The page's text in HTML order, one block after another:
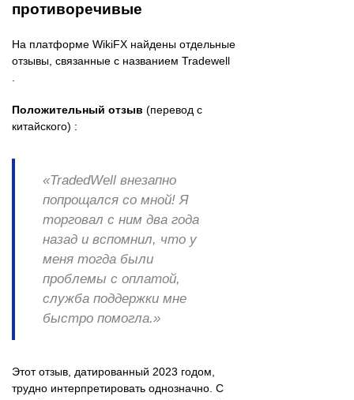
противоречивые
На платформе WikiFX найдены отдельные
отзывы, связанные с названием Tradewell
.
Положительный отзыв (перевод с
китайского) :
«TradedWell внезапно
попрощался со мной! Я
торговал с ним два года
назад и вспомнил, что у
меня тогда были
проблемы с оплатой,
служба поддержки мне
быстро помогла.»
Этот отзыв, датированный 2023 годом,
трудно интерпретировать однозначно. С